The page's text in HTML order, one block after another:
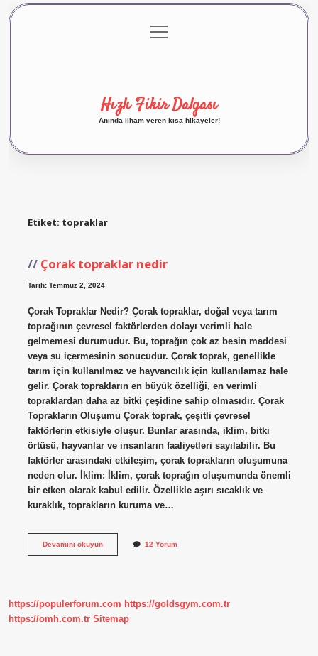
Gizlilik Politikası
menüyü
aç
Hızlı Fikir Dalgası
Anında ilham veren kısa hikayeler!
Etiket: topraklar
Çorak topraklar nedir
Tarih: Temmuz 2, 2024
Çorak Topraklar Nedir? Çorak topraklar, doğal veya tarım
toprağının çevresel faktörlerden dolayı verimli hale
gelmemesi durumudur. Bu, toprağın çok az besin maddesi
veya su içermesinin sonucudur. Çorak toprak, genellikle
tarım için kullanılmaz ve hayvancılık için kullanılamaz hale
gelir. Çorak toprakların en büyük özelliği, en verimli
topraklardan daha az bitki çeşidine sahip olmasıdır. Çorak
Toprakların Oluşumu Çorak toprak, çeşitli çevresel
faktörlerin etkisiyle oluşur. Bunlar arasında, iklim, bitki
örtüsü, hayvanlar ve insanların faaliyetleri sayılabilir. Bu
faktörler arasındaki etkileşim, çorak toprakların oluşumuna
neden olur. İklim: İklim, çorak toprağın oluşumunda önemli
bir etken olarak kabul edilir. Özellikle aşırı sıcaklık ve
kuraklık, toprakların kuruma ve…
Devamını okuyunÇorak
12 Yorum
https://populerforum.com https://goldsgym.com.tr
https://omh.com.tr Sitemap